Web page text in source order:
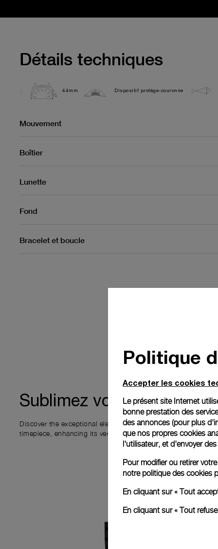
Détails techniques
44mm Dispositif protège-couronne
Mouvement
Boîtier
Lunette
Fond
Bracelet et boucle
Sublimez votre
Discover the exceptional elements that accompany your new
timepiece, enhancing its versatility and your ownership
Politique
Accepter les cookies
Le présent site Internet
bonne prestation des
des annonces (pour plus
que nos propres cookies
l'utilisateur, et d'envoyer
Pour modifier ou retirer
notre politique des cookies
En cliquant sur « Tout
En cliquant sur « Tout